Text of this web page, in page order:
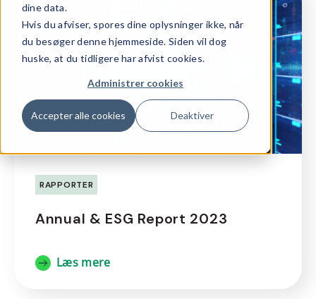
dine data.
Hvis du afviser, spores dine oplysninger ikke, når
du besøger denne hjemmeside. Siden vil dog
huske, at du tidligere har afvist cookies.
Administrer cookies
Accepter alle cookies Deaktiver
RAPPORTER
Annual & ESG Report 2023
Læs mere